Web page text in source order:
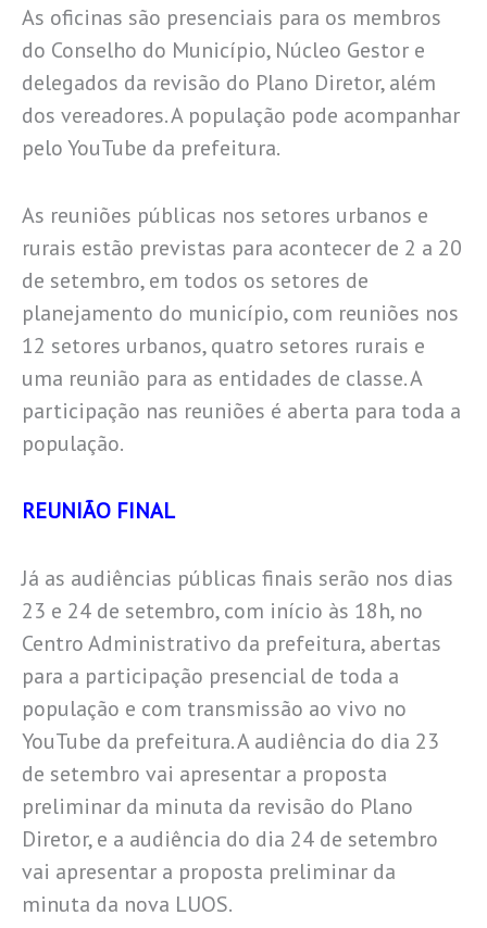
As oficinas são presenciais para os membros
do Conselho do Município, Núcleo Gestor e
delegados da revisão do Plano Diretor, além
dos vereadores. A população pode acompanhar
pelo YouTube da prefeitura.
As reuniões públicas nos setores urbanos e
rurais estão previstas para acontecer de 2 a 20
de setembro, em todos os setores de
planejamento do município, com reuniões nos
12 setores urbanos, quatro setores rurais e
uma reunião para as entidades de classe. A
participação nas reuniões é aberta para toda a
população.
REUNIÃO FINAL
Já as audiências públicas finais serão nos dias
23 e 24 de setembro, com início às 18h, no
Centro Administrativo da prefeitura, abertas
para a participação presencial de toda a
população e com transmissão ao vivo no
YouTube da prefeitura. A audiência do dia 23
de setembro vai apresentar a proposta
preliminar da minuta da revisão do Plano
Diretor, e a audiência do dia 24 de setembro
vai apresentar a proposta preliminar da
minuta da nova LUOS.